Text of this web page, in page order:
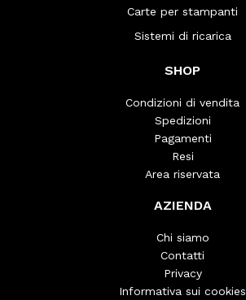
Carte per stampanti
Sistemi di ricarica
SHOP
Condizioni di vendita
Spedizioni
Pagamenti
Resi
Area riservata
AZIENDA
Chi siamo
Contatti
Privacy
Informativa sui cookies